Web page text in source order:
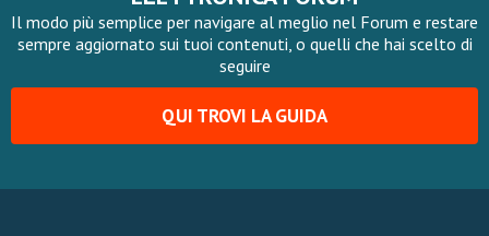
Il modo più semplice per navigare al meglio nel Forum e restare
sempre aggiornato sui tuoi contenuti, o quelli che hai scelto di
seguire
QUI TROVI LA GUIDA